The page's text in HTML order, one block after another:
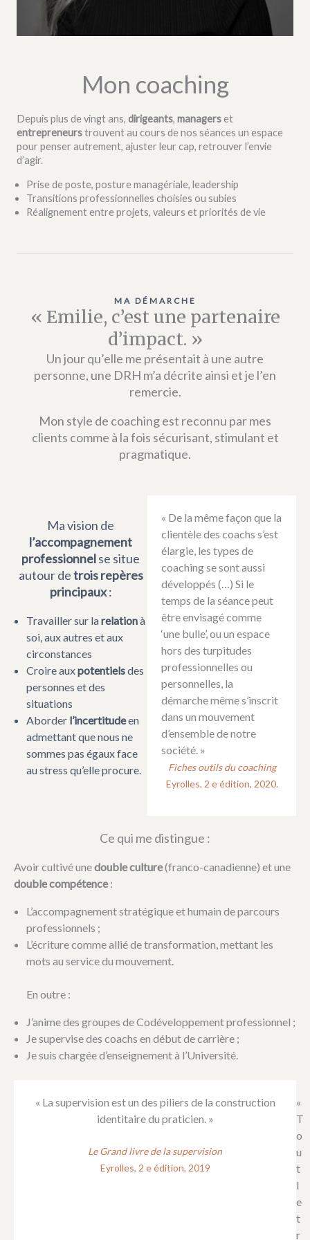
Mon coaching
Depuis plus de vingt ans, dirigeants, managerset
entrepreneurstrouvent au cours de nos séances un espace
pour penser autrement, ajuster leur cap, retrouver l’envie
d’agir.
Prise de poste, posture managériale, leadership
Transitions professionnelles choisies ou subies
Réalignement entre projets, valeurs et priorités de vie
MA DÉMARCHE
« Emilie, c’est une partenaire
d’impact. »
Un jour qu’elle me présentait à une autre
personne, une DRH m’a décrite ainsi et je l’en
remercie.
Mon style de coaching est reconnu par mes
clients comme à la fois sécurisant, stimulant et
pragmatique.
Ma vision de
l’accompagnement
professionnelse situe
autour detrois repères
principaux:
Travailler sur larelationà
soi, aux autres et aux
circonstances
Croire auxpotentielsdes
personnes et des
situations
Aborder l’incertitudeen
admettant que nous ne
sommes pas égaux face
au stress qu’elle procure.
« De la même façon que la
clientèle des coachs s’est
élargie, les types de
coaching se sont aussi
développés (…) Si le
temps de la séance peut
être envisagé comme
‘une bulle’, ou un espace
hors des turpitudes
professionnelles ou
personnelles, la
démarche même s’inscrit
dans un mouvement
d’ensemble de notre
société. »
Fiches outils du coaching
Eyrolles, 2 e édition, 2020.
Ce qui me distingue :
Avoir cultivé unedouble culture(franco-canadienne) et une
double compétence:
L’accompagnement stratégique et humain de parcours
professionnels ;
L’écriture comme allié de transformation, mettant les
mots au service du mouvement.
En outre :
J’anime des groupes de Codéveloppement professionnel ;
Je supervise des coachs en début de carrière ;
Je suis chargée d’enseignement à l’Université.
« La supervision est un des piliers de la construction
identitaire du praticien. »
Le Grand livre de la supervision
Eyrolles, 2 e édition, 2019
«
T
o
u
t
l
e
t
r